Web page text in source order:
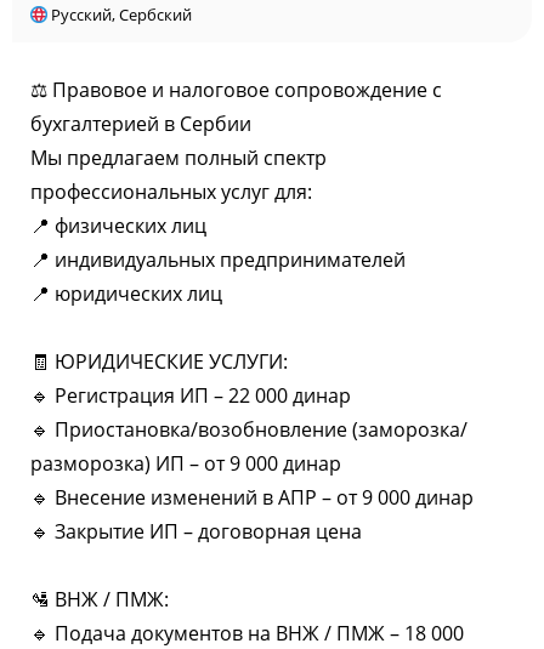
Русский, Сербский
⚖️ Правовое и налоговое сопровождение с
бухгалтерией в Сербии
Мы предлагаем полный спектр
профессиональных услуг для:
📍 физических лиц
📍 индивидуальных предпринимателей
📍 юридических лиц
🧾 ЮРИДИЧЕСКИЕ УСЛУГИ:
🔹 Регистрация ИП – 22 000 динар
🔹 Приостановка/возобновление (заморозка/
разморозка) ИП – от 9 000 динар
🔹 Внесение изменений в АПР – от 9 000 динар
🔹 Закрытие ИП – договорная цена
🛂 ВНЖ / ПМЖ:
🔹 Подача документов на ВНЖ / ПМЖ – 18 000